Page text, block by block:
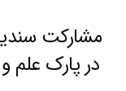
مشارکت
در پارک علم